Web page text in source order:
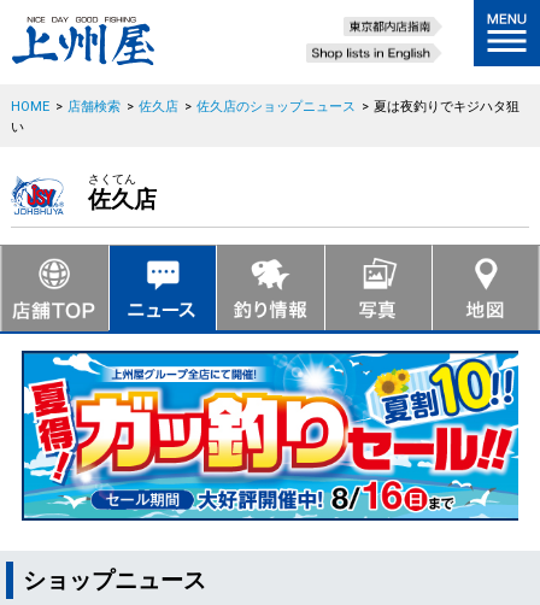
HOME > 店舗検索 > 佐久店 > 佐久店のショップニュース > 夏は夜釣りでキジハタ狙
い
さくてん
佐久店
ショップニュース